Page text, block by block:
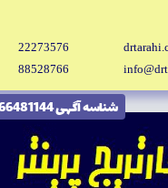
22273576
88528766
شناسه آگهى 5666481144